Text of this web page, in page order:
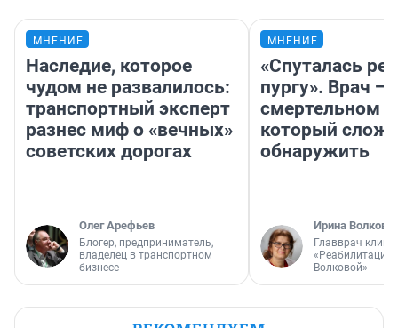
МНЕНИЕ
Наследие, которое
чудом не развалилось:
транспортный эксперт
разнес миф о «вечных»
советских дорогах
Олег Арефьев
Блогер, предприниматель,
владелец в транспортном
бизнесе
МНЕНИЕ
«Спуталась
пургу». Врач —
смертельном
который
обнаружить
Ирина Волкова
Главврач
«Реабилитация
Волковой»